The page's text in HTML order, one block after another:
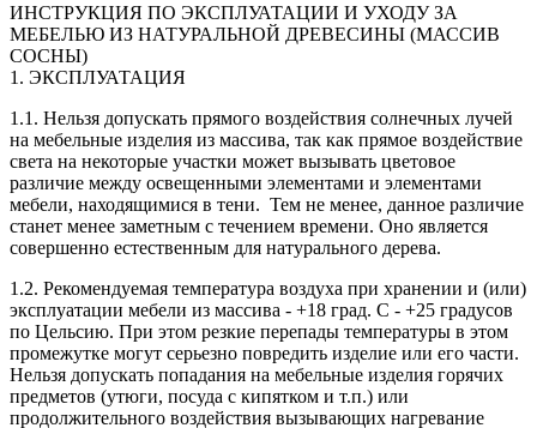
ИНСТРУКЦИЯ ПО ЭКСПЛУАТАЦИИ И УХОДУ ЗА
МЕБЕЛЬЮ ИЗ НАТУРАЛЬНОЙ ДРЕВЕСИНЫ (МАССИВ
СОСНЫ)
1. ЭКСПЛУАТАЦИЯ
1.1. Нельзя допускать прямого воздействия солнечных лучей
на мебельные изделия из массива, так как прямое воздействие
света на некоторые участки может вызывать цветовое
различие между освещенными элементами и элементами
мебели, находящимися в тени. Тем не менее, данное различие
станет менее заметным с течением времени. Оно является
совершенно естественным для натурального дерева.
1.2. Рекомендуемая температура воздуха при хранении и (или)
эксплуатации мебели из массива - +18 град. С - +25 градусов
по Цельсию. При этом резкие перепады температуры в этом
промежутке могут серьезно повредить изделие или его части.
Нельзя допускать попадания на мебельные изделия горячих
предметов (утюги, посуда с кипятком и т.п.) или
продолжительного воздействия вызывающих нагревание